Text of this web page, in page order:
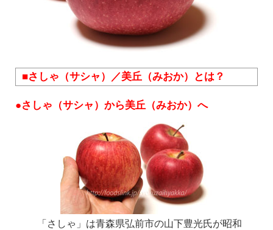
■さしゃ（サシャ）／美丘（みおか）とは？
●さしゃ（サシャ）から美丘（みおか）へ
「さしゃ」は青森県弘前市の山下豊光氏が昭和